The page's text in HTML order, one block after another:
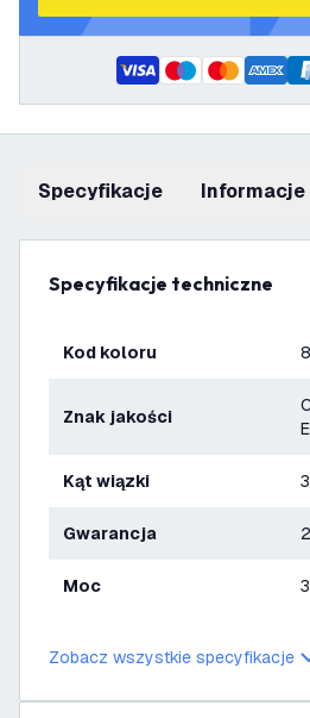
Specyfikacje
Specyfikacje techniczne
Kod koloru
Znak jakości
Kąt wiązki
Gwarancja
Moc
Zobacz wszystkie specyfikacje